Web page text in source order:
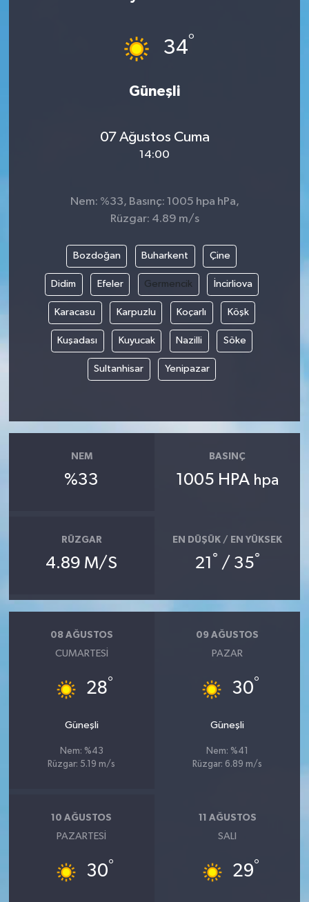
34°
Güneşli
07 Ağustos Cuma
14:00
Nem: %33, Basınç: 1005 hpa hPa,
Rüzgar: 4.89 m/s
Bozdoğan Buharkent Çine
Didim Efeler Germencik İncirliova
Karacasu Karpuzlu Koçarlı Köşk
Kuşadası Kuyucak Nazilli Söke
Sultanhisar Yenipazar
NEM
%33
BASINÇ
1005 HPA hpa
RÜZGAR
4.89 M/S
EN DÜŞÜK / EN YÜKSEK
21 ° / 35°
08 AĞUSTOS
CUMARTESI
28°
Güneşli
Nem: %43
Rüzgar: 5.19 m/s
09 AĞUSTOS
PAZAR
30°
Güneşli
Nem: %41
Rüzgar: 6.89 m/s
10 AĞUSTOS
PAZARTESI
30°
11 AĞUSTOS
SALI
29°
Korkut
Malazgirt
Varto